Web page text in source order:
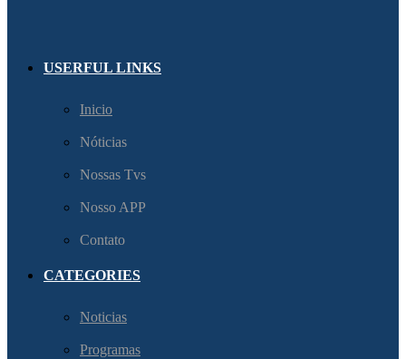
USERFUL LINKS
Inicio
Nóticias
Nossas Tvs
Nosso APP
Contato
CATEGORIES
Noticias
Programas